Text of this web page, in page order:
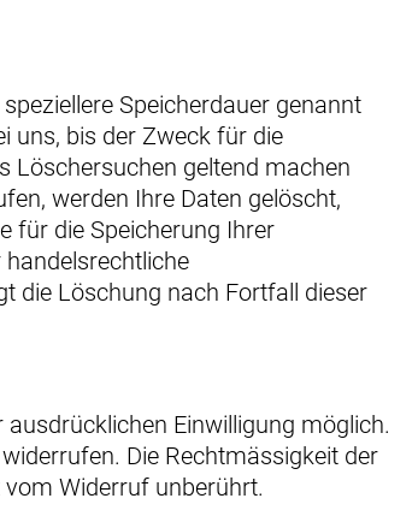
Speicherdauer genannt
uns, bis der Zweck für die
Löschersuchen geltend machen
werden Ihre Daten gelöscht,
für die Speicherung Ihrer
handelsrechtliche
die Löschung nach Fortfall dieser
Einwilligung möglich.
Die Rechtmässigkeit der
Widerruf unberührt.